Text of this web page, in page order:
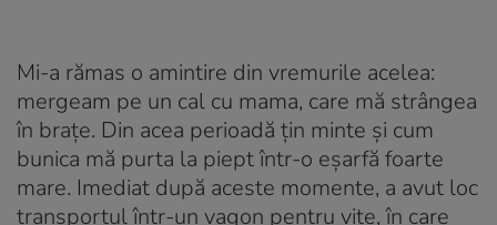
Mi-a rămas o amintire din vremurile acelea:
mergeam pe un cal cu mama, care mă strângea
în brațe. Din acea perioadă țin minte și cum
bunica mă purta la piept într-o eșarfă foarte
mare. Imediat după aceste momente, a avut loc
transportul într-un vagon pentru vite, în care